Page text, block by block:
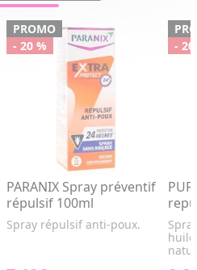
PROMO
- 20 %
PARANIX Spray préventif
répulsif 100ml
Spray répulsif anti-poux.
-